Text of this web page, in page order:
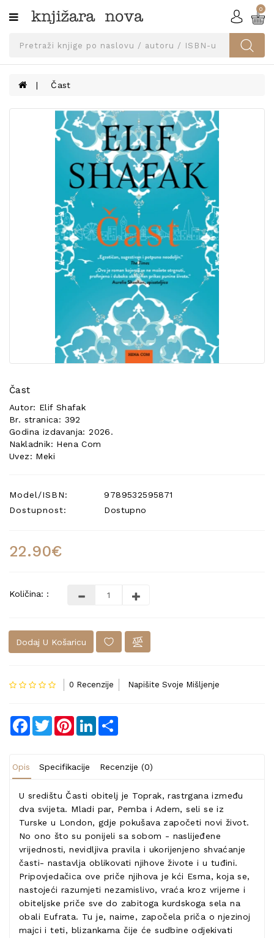
Kategorije
SVEUČILIŠNA
UDŽBENICI
KNJIGE
PRIBOR
0
Čast
Čast
Autor: Elif Shafak
Br. stranica: 392
Godina izdavanja: 2026.
Nakladnik: Hena Com
Uvez: Meki
Model/ISBN:
9789532595871
Dostupnost:
Dostupno
22.90€
Količina: :
Dodaj U Košaricu
0 Recenzije Napišite Svoje Mišljenje
Facebook
TwitterPinterestLinkedIn
Opis Specifikacije Recenzije (0)
U središtu Časti obitelj je Toprak, rastrgana između
dva svijeta. Mladi par, Pemba i Adem, seli se iz
Turske u London, gdje pokušava započeti novi život.
No ono što su ponijeli sa sobom - naslijeđene
vrijednosti, nevidljiva pravila i ukorijenjeno shvaćanje
časti- nastavlja oblikovati njihove živote i u tuđini.
Pripovjedačica ove priče njihova je kći Esma, koja se,
nastojeći razumjeti nezamislivo, vraća kroz vrijeme i
obiteljske priče sve do zabitoga kurdskoga sela na
obali Eufrata. Tu je, naime, započela priča o njezinoj
majci i teti, blizankama čije će sudbine odjekivati